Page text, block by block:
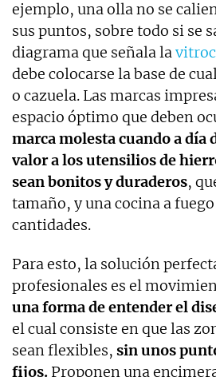
ejemplo, una olla no se
sus puntos, sobre todo si se
diagrama que señala la
debe colocarse la base de
o cazuela. Las marcas
espacio óptimo que deben
marca molesta cuando a día
valor a los utensilios de
sean bonitos y duraderos,
tamaño, y una cocina a
cantidades.
Para esto, la solución
profesionales es el
una forma de entender el
el cual consiste en que las
sean flexibles, sin unos
fijos. Proponen una